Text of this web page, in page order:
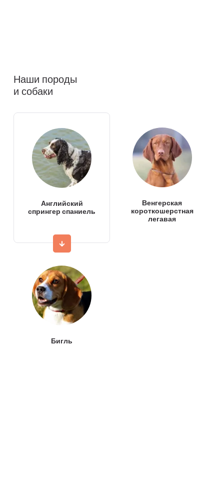
Наши породы
и собаки
Английский
спрингер спаниель
Венгерская
короткошерстная
легавая
Бигль